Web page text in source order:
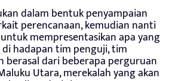
dalam bentuk penyampaian
perencanaan, kemudian nanti
mempresentasikan apa yang
hadapan tim penguji, tim
berasal dari beberapa perguruan
Utara, merekalah yang akan